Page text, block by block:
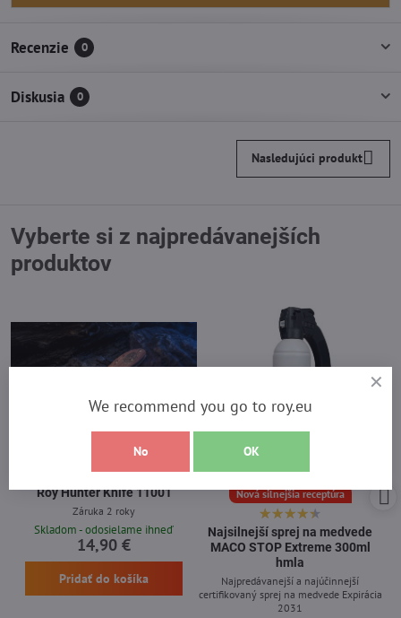
Recenzie 0
Diskusia 0
Nasledujúci produkt
Vyberte si z najpredávanejších
produktov
Roy Hunter Knife 11001
Záruka 2 roky
Skladom - odosielame ihneď
14,90 €
Pridať do košíka
Nová silnejšia receptúra
Najsilnejší sprej na medvede
MACO STOP Extreme 300ml
hmla
Najpredávanejší a najúčinnejší
certifikovaný sprej na medvede Expirácia
2031
We recommend you go to roy.eu
No OK